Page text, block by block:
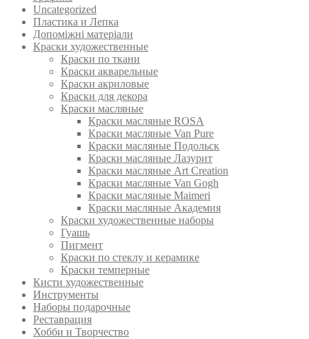
Uncategorized
Пластика и Лепка
Допоміжні матеріали
Краски художественные
Краски по ткани
Краски акварельные
Краски акриловые
Краски для декора
Краски масляные
Краски масляные ROSA
Краски масляные Van Pure
Краски масляные Подольск
Краски масляные Лазурит
Краски масляные Art Creation
Краски масляные Van Gogh
Краски масляные Maimeri
Краски масляные Академия
Краски художественные наборы
Гуашь
Пигмент
Краски по стеклу и керамике
Краски темперные
Кисти художественные
Инструменты
Наборы подарочные
Реставрация
Хобби и Творчество